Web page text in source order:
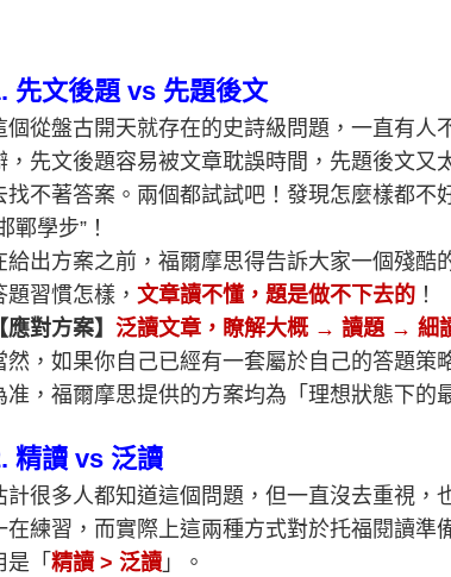
先文後題 vs 先題後文
個從盤古開天就存在的史詩級問題，一直有人
，先文後題容易被文章耽誤時間，先題後文又
找不著答案。兩個都試試吧！發現怎麼樣都不
鄲學步”！
給出方案之前，福爾摩思得告訴大家一個殘酷
題習慣怎樣， 文章讀不懂，題是做不下去的 ！
【應對方案】 泛讀文章，瞭解大概 → 讀題 → 細
然，如果你自己已經有一套屬於自己的答題策
准，福爾摩思提供的方案均為「理想狀態下的
精讀 vs 泛讀
計很多人都知道這個問題，但一直沒去重視，
在練習，而實際上這兩種方式對於托福閱讀準
是「 精讀 > 泛讀 」。